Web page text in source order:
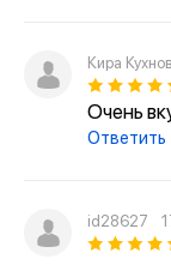
Кира
Очень
Ответить
id28627